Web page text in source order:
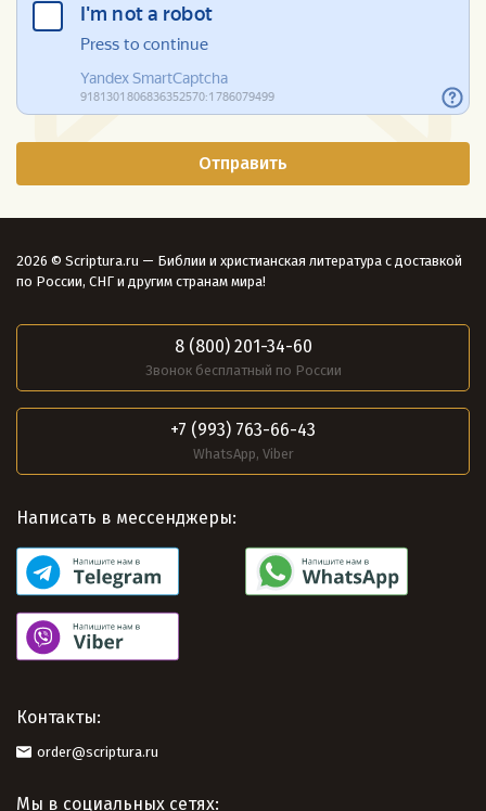
2026 © Scriptura.ru — Библии и христианская литература с доставкой
по России, СНГ и другим странам мира!
8 (800) 201-34-60
Звонок бесплатный по России
+7 (993) 763-66-43
WhatsApp, Viber
Написать в мессенджеры:
Контакты:
order@scriptura.ru
Мы в социальных сетях: